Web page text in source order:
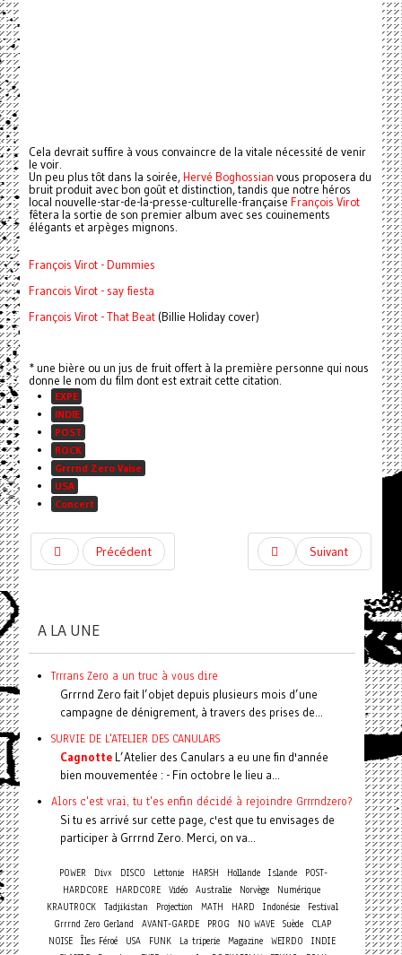
Cela devrait suffire à vous convaincre de la vitale nécessité de venir
le voir.
Un peu plus tôt dans la soirée,Hervé Boghossian vous proposera du
bruit produit avec bon goût et distinction, tandis que notre héros
local nouvelle-star-de-la-presse-culturelle-française François Virot
fêtera la sortie de son premier album avec ses couinements
élégants et arpèges mignons.
François Virot - Dummies
Francois Virot - say fiesta
François Virot - That Beat(Billie Holiday cover)
* une bière ou un jus de fruit offert à la première personne qui nous
donne le nom du film dont est extrait cette citation.
EXPE
INDIE
POST
ROCK
Grrrnd Zero Vaise
USA
Concert
Précédent Suivant
A LA UNE
Trrrans Zero a un truc à vous dire
Grrrnd Zero fait l’objet depuis plusieurs mois d’une
campagne de dénigrement, à travers des prises de...
SURVIE DE L'ATELIER DES CANULARS
CagnotteL’Atelier des Canulars a eu une fin d'année
bien mouvementée : - Fin octobre le lieu a...
Alors c'est vrai, tu t'es enfin décidé à rejoindre Grrrndzero?
Si tu es arrivé sur cette page, c'est que tu envisages de
participer à Grrrnd Zero. Merci, on va...
POWER Divx DISCO Lettonie HARSH Hollande Islande
POST-
HARDCORE
HARDCORE Vidéo Australie Norvège
Numérique
KRAUTROCK
Tadjikistan Projection MATH HARD Indonésie
Festival
Grrrnd Zero Gerland
AVANT-GARDE PROG NO WAVE Suède
CLAP
NOISE Îles Féroé USA FUNK La triperie Magazine WEIRDO
INDIE